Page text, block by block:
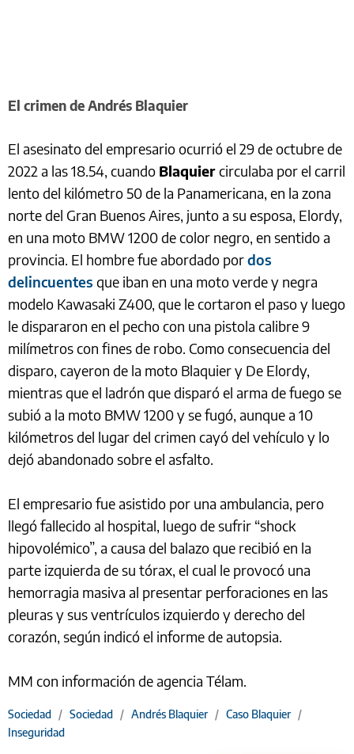
El crimen de Andrés Blaquier
El asesinato del empresario ocurrió el 29 de octubre de
2022 a las 18.54, cuando Blaquiercirculaba por el carril
lento del kilómetro 50 de la Panamericana, en la zona
norte del Gran Buenos Aires, junto a su esposa, Elordy,
en una moto BMW 1200 de color negro, en sentido a
provincia. El hombre fue abordado pordos
delincuentes que iban en una moto verde y negra
modelo Kawasaki Z400, que le cortaron el paso y luego
le dispararon en el pecho con una pistola calibre 9
milímetros con fines de robo. Como consecuencia del
disparo, cayeron de la moto Blaquier y De Elordy,
mientras que el ladrón que disparó el arma de fuego se
subió a la moto BMW 1200 y se fugó, aunque a 10
kilómetros del lugar del crimen cayó del vehículo y lo
dejó abandonado sobre el asfalto.
El empresario fue asistido por una ambulancia, pero
llegó fallecido al hospital, luego de sufrir “shock
hipovolémico”, a causa del balazo que recibió en la
parte izquierda de su tórax, el cual le provocó una
hemorragia masiva al presentar perforaciones en las
pleuras y sus ventrículos izquierdo y derecho del
corazón, según indicó el informe de autopsia.
MM con información de agencia Télam.
Sociedad / Sociedad / Andrés Blaquier / Caso Blaquier /
Inseguridad